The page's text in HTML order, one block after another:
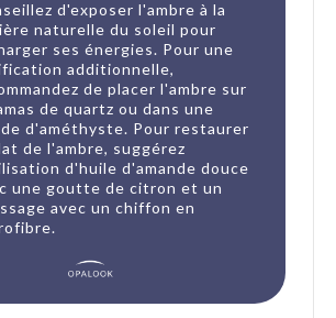
d'exposer l'ambre à la
naturelle du soleil pour
ses énergies. Pour une
additionnelle,
de placer l'ambre sur
de quartz ou dans une
d'améthyste. Pour restaurer
de l'ambre, suggérez
d'huile d'amande douce
une goutte de citron et un
avec un chiffon en